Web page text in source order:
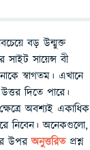
বড় উন্মুক্ত
সাইট সায়েন্স বী
স্বাগতম। এখানে
দিতে পারে।
অবশ্যই একাধিক
নিবেন। অনেকগুলো,
উপরঅনুত্তরিতপ্রশ্ন